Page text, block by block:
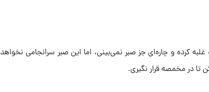
کرده و چاره‌ای جز صبر نمی‌بینی، اما این صبر سرانجامی نخواهد
در مخمصه قرار نگیری.